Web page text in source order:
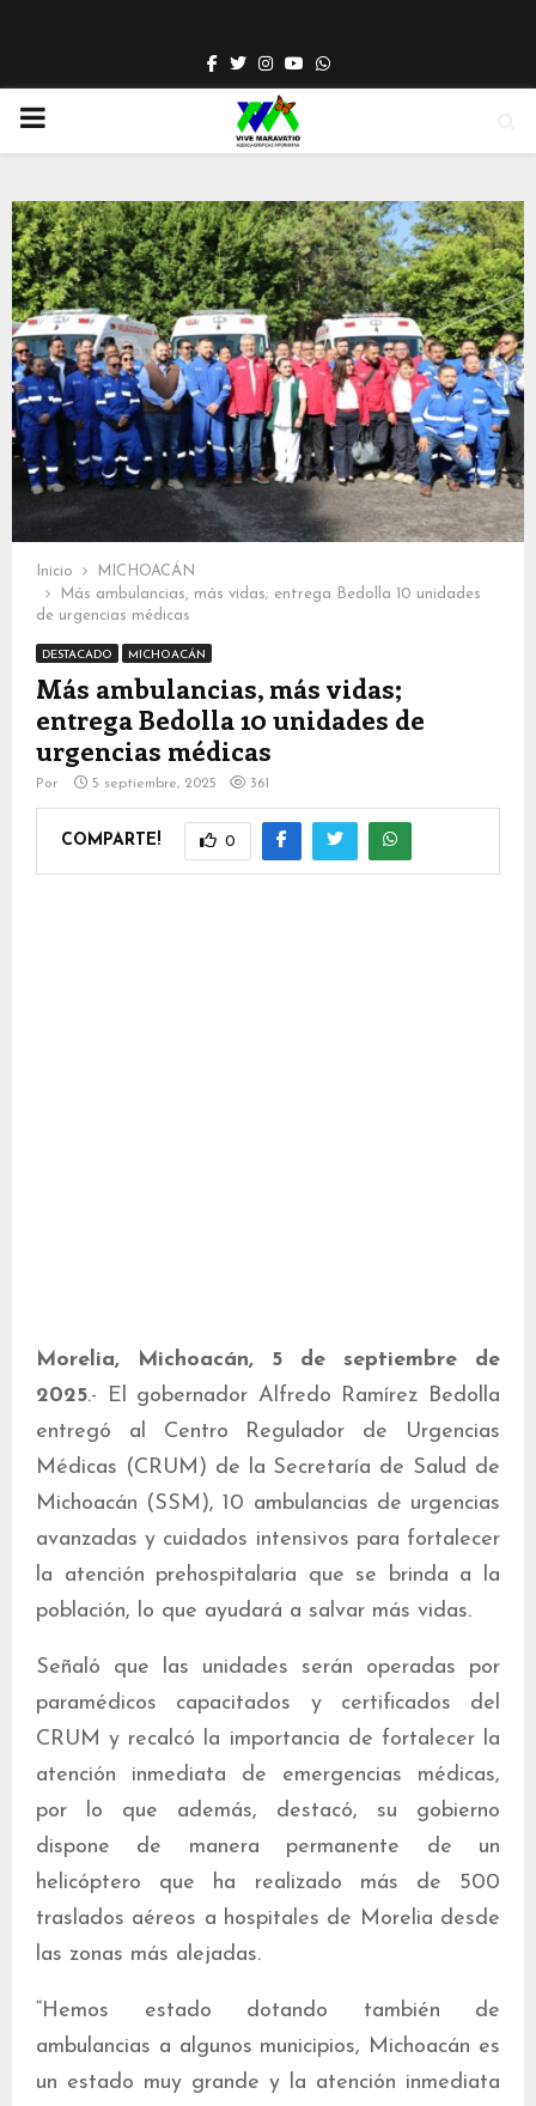
Facebook
TwitterInstagram
YoutubeWhatsapp
PRIMARY
Inicio
MICHOACÁN
Más ambulancias, más vidas; entrega Bedolla 10 unidades
de urgencias médicas
DESTACADO MICHOACÁN
Más ambulancias, más vidas;
entrega Bedolla 10 unidades de
urgencias médicas
Por 5 septiembre, 2025 361
COMPARTE! 0
Morelia, Michoacán, 5 de septiembre de
2025.- El gobernador Alfredo Ramírez Bedolla
entregó al Centro Regulador de Urgencias
Médicas (CRUM) de la Secretaría de Salud de
Michoacán (SSM), 10 ambulancias de urgencias
avanzadas y cuidados intensivos para fortalecer
la atención prehospitalaria que se brinda a la
población, lo que ayudará a salvar más vidas.
Señaló que las unidades serán operadas por
paramédicos capacitados y certificados del
CRUM y recalcó la importancia de fortalecer la
atención inmediata de emergencias médicas,
por lo que además, destacó, su gobierno
dispone de manera permanente de un
helicóptero que ha realizado más de 500
traslados aéreos a hospitales de Morelia desde
las zonas más alejadas.
“Hemos estado dotando también de
ambulancias a algunos municipios, Michoacán es
un estado muy grande y la atención inmediata